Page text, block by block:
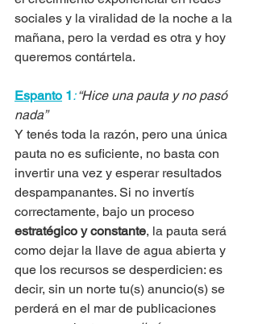
sociales y la viralidad de la noche a la
mañana, pero la verdad es otra y hoy
queremos contártela.
Espanto 1: “Hice una pauta y no pasó
nada”
Y tenés toda la razón, pero una única
pauta no es suficiente, no basta con
invertir una vez y esperar resultados
despampanantes. Si no invertís
correctamente, bajo un proceso
estratégico y constante, la pauta será
como dejar la llave de agua abierta y
que los recursos se desperdicien: es
decir, sin un norte tu(s) anuncio(s) se
perderá en el mar de publicaciones